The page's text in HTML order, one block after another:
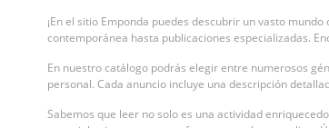
¡En el sitio Emponda puedes descubrir un vasto
contemporánea hasta publicaciones especializadas.
En nuestro catálogo podrás elegir entre numerosos
personal. Cada anuncio incluye una descripción
Sabemos que leer no solo es una actividad